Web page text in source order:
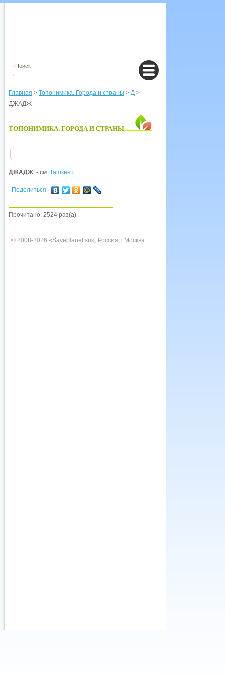
Главная > Топонимика. Города и страны > Д >
ДЖАДЖ
ТОПОНИМИКА. ГОРОДА И СТРАНЫ
ДЖАДЖ - см. Ташкент
Поделиться
Прочитано: 2524 раз(а)
© 2008-2026 «Saveplanet.su», Россия, г.Москва